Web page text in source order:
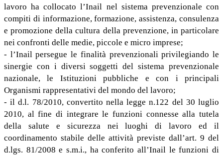
lavoro ha collocato l’Inail nel sistema prevenzionale con
compiti di informazione, formazione, assistenza, consulenza
e promozione della cultura della prevenzione, in particolare
nei confronti delle medie, piccole e micro imprese;
- l’Inail persegue le finalità prevenzionali privilegiando le
sinergie con i diversi soggetti del sistema prevenzionale
nazionale, le Istituzioni pubbliche e con i principali
Organismi rappresentativi del mondo del lavoro;
- il d.l. 78/2010, convertito nella legge n.122 del 30 luglio
2010, al fine di integrare le funzioni connesse alla tutela
della salute e sicurezza nei luoghi di lavoro ed il
coordinamento stabile delle attività previste dall’art. 9 del
d.lgs. 81/2008 e s.m.i., ha conferito all’Inail le funzioni di